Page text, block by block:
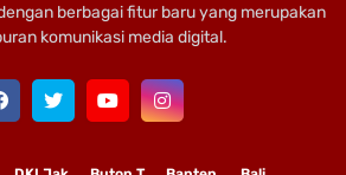
berbagai fitur baru yang merupakan
komunikasi media digital.